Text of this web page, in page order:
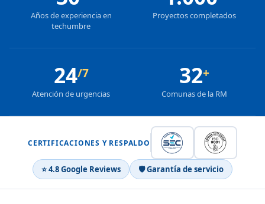
Años de experiencia en
techumbre
Proyectos completados
24/7
Atención de urgencias
32+
Comunas de la RM
CERTIFICACIONES Y RESPALDO
⭐ 4.8 Google Reviews 🛡 Garantía de servicio